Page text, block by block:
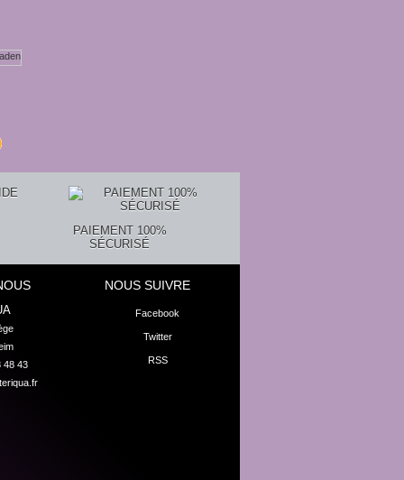
PAIEMENT 100%
SÉCURISÉ
48 43
NOUS SUIVRE
Facebook
Twitter
RSS